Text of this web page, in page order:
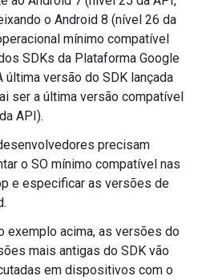
o Android 8 (nível 26 da
mínimo compatível
SDKs da Plataforma Google
última versão do SDK lançada
ser a última versão compatível
API).
precisam
o SO mínimo compatível nas
e especificar as versões de
exemplo acima, as versões do
mais antigas do SDK vão
em dispositivos com o